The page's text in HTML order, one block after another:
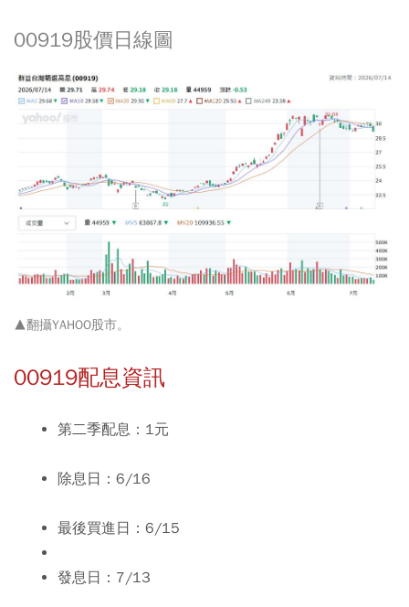
00919股價日線圖
▲翻攝YAHOO股市。
00919配息資訊
第二季配息：1元
除息日：6/16
最後買進日：6/15
發息日：7/13